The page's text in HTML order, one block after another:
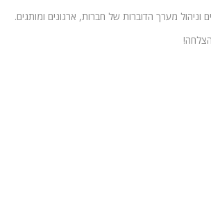
וניהול מערך הדוברות של חברות, ארגונים ומותגים.